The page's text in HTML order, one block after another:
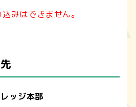
みはできません。
ッジ本部